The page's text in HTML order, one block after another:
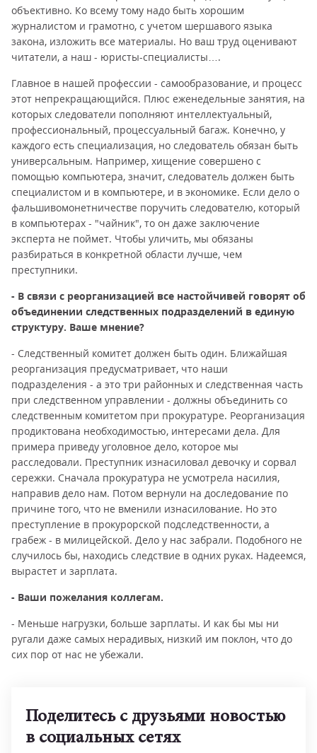
объективно. Ко всему тому надо быть хорошим
журналистом и грамотно, с учетом шершавого языка
закона, изложить все материалы. Но ваш труд оценивают
читатели, а наш - юристы-специалисты….
Главное в нашей профессии - самообразование, и процесс
этот непрекращающийся. Плюс еженедельные занятия, на
которых следователи пополняют интеллектуальный,
профессиональный, процессуальный багаж. Конечно, у
каждого есть специализация, но следователь обязан быть
универсальным. Например, хищение совершено с
помощью компьютера, значит, следователь должен быть
специалистом и в компьютере, и в экономике. Если дело о
фальшивомонетничестве поручить следователю, который
в компьютерах - "чайник", то он даже заключение
эксперта не поймет. Чтобы уличить, мы обязаны
разбираться в конкретной области лучше, чем
преступники.
- В связи с реорганизацией все настойчивей говорят об
объединении следственных подразделений в единую
структуру. Ваше мнение?
- Следственный комитет должен быть один. Ближайшая
реорганизация предусматривает, что наши
подразделения - а это три районных и следственная часть
при следственном управлении - должны объединить со
следственным комитетом при прокуратуре. Реорганизация
продиктована необходимостью, интересами дела. Для
примера приведу уголовное дело, которое мы
расследовали. Преступник изнасиловал девочку и сорвал
сережки. Сначала прокуратура не усмотрела насилия,
направив дело нам. Потом вернули на доследование по
причине того, что не вменили изнасилование. Но это
преступление в прокурорской подследственности, а
грабеж - в милицейской. Дело у нас забрали. Подобного не
случилось бы, находись следствие в одних руках. Надеемся,
вырастет и зарплата.
- Ваши пожелания коллегам.
- Меньше нагрузки, больше зарплаты. И как бы мы ни
ругали даже самых нерадивых, низкий им поклон, что до
сих пор от нас не убежали.
Поделитесь с друзьями новостью
в социальных сетях